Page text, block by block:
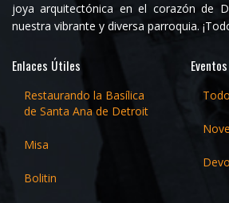
joya arquitectónica en el corazón de
nuestra vibrante y diversa parroquia.
Enlaces Útiles
Restaurando la Basílica
de Santa Ana de Detroit
Misa
Bolitin
Eventos